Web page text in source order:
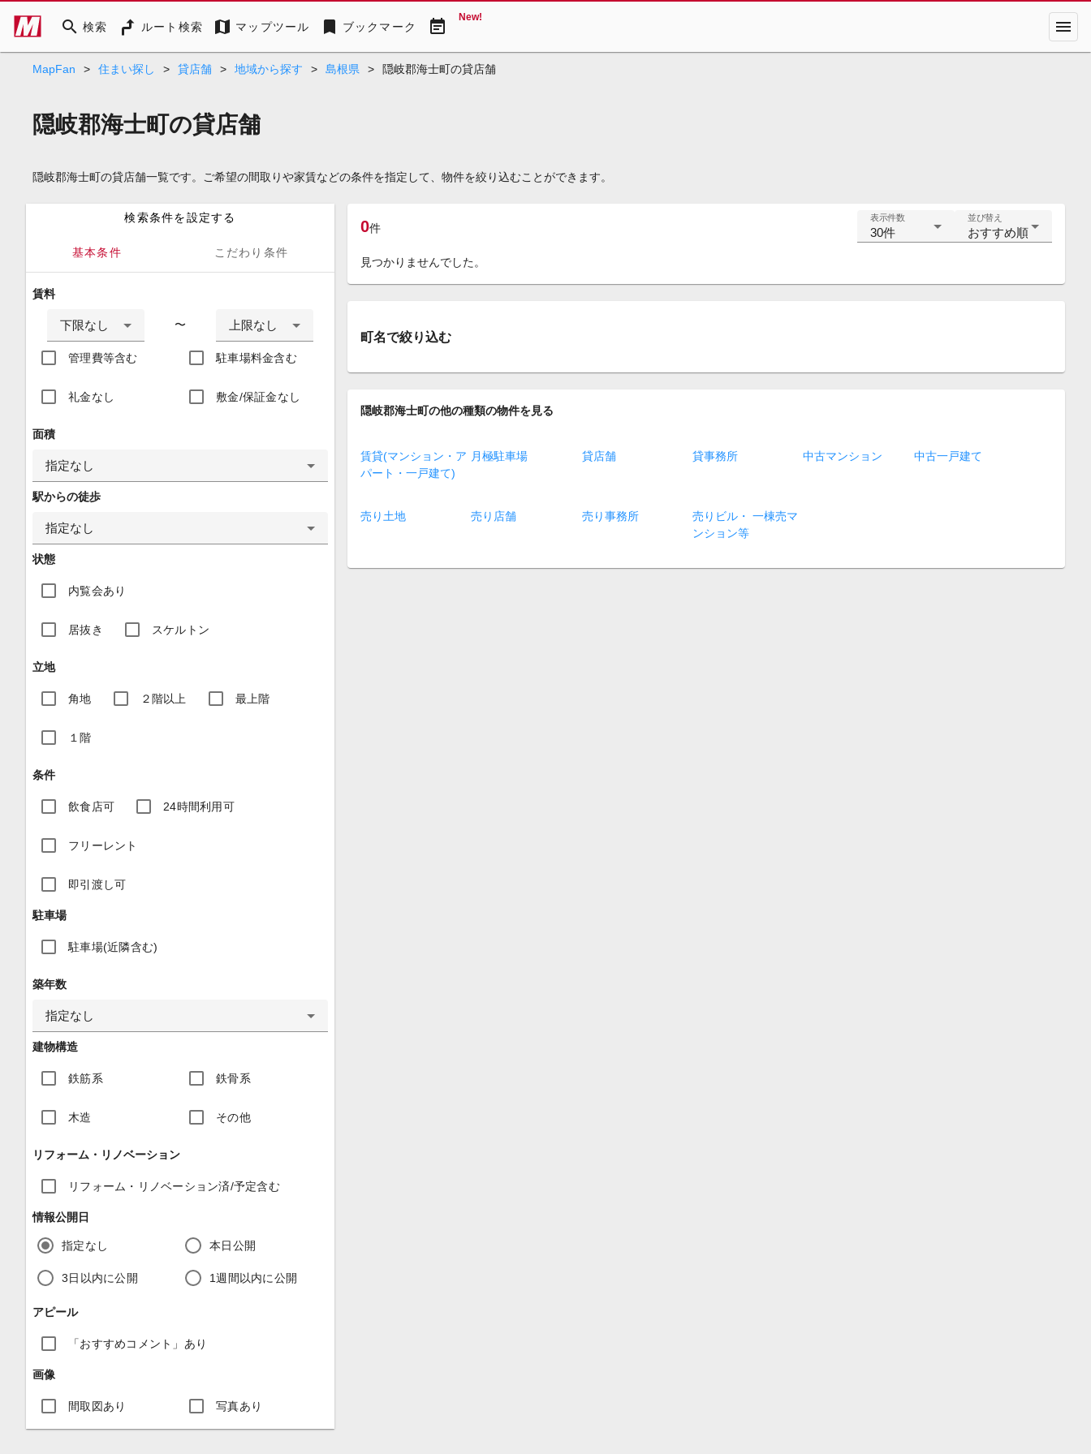
search 検索 ルート検索 map マップツール bookmark ブックマーク event_note New! menu
MapFan > 住まい探し > 貸店舗 > 地域から探す > 島根県 > 隠岐郡海士町の貸店舗
隠岐郡海士町の貸店舗
隠岐郡海士町の貸店舗一覧です。ご希望の間取りや家賃などの条件を指定して、物件を絞り込むことができます。
検索条件を設定する
基本条件 こだわり条件
賃料
下限なし 〜 上限なし
管理費等含む 駐車場料金含む
礼金なし 敷金/保証金なし
面積
指定なし
駅からの徒歩
指定なし
状態
内覧会あり
居抜き スケルトン
立地
角地 ２階以上 最上階
１階
条件
飲食店可 24時間利用可
フリーレント
即引渡し可
駐車場
駐車場(近隣含む)
築年数
指定なし
建物構造
鉄筋系 鉄骨系
木造 その他
リフォーム・リノベーション
リフォーム・リノベーション済/予定含む
情報公開日
指定なし 本日公開
3日以内に公開 1週間以内に公開
アピール
「おすすめコメント」あり
画像
間取図あり 写真あり
0件
表示件数
30件
並び替え
おすすめ順
見つかりませんでした。
町名で絞り込む
隠岐郡海士町の他の種類の物件を見る
賃貸(マンション・ア
パート・一戸建て)
月極駐車場 貸店舗 貸事務所 中古マンション 中古一戸建て
売り土地 売り店舗 売り事務所
売りビル・ 一棟売マ
ンション等